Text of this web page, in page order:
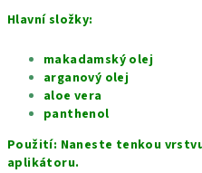
Hlavní složky:
makadamský olej
arganový olej
aloe vera
panthenol
Použití: Naneste tenkou
aplikátoru.